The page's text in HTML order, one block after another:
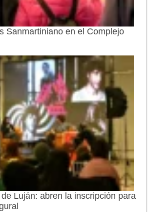
Sanmartiniano en el Complejo
Luján: abren la inscripción para